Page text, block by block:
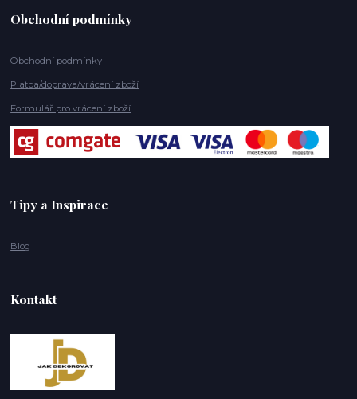
Obchodní podmínky
Obchodní podmínky
Platba/doprava/vrácení zboží
Formulář pro vrácení zboží
Tipy a Inspirace
Blog
Kontakt